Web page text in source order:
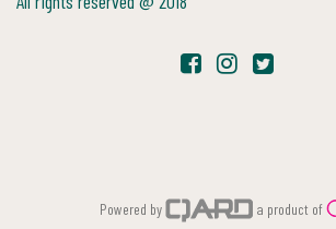
Powered by a product of